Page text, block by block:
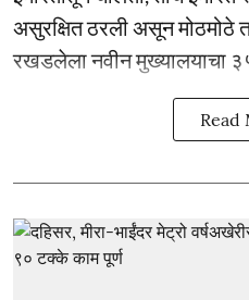
असुरक्षित ठरली असून मोठमोठे
रखडलेला नवीन मुख्यालयाचा
Read